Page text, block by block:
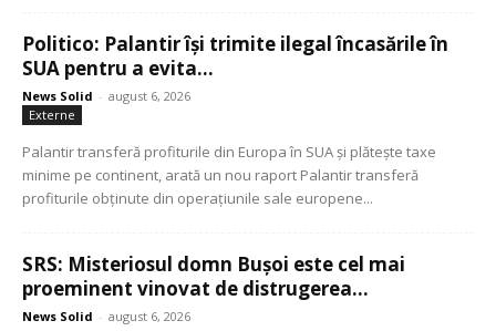
Politico: Palantir își trimite ilegal încasările în
SUA pentru a evita...
News Solid - august 6, 2026
Externe
Palantir transferă profiturile din Europa în SUA și plătește taxe
minime pe continent, arată un nou raport Palantir transferă
profiturile obținute din operațiunile sale europene...
SRS: Misteriosul domn Bușoi este cel mai
proeminent vinovat de distrugerea...
News Solid - august 6, 2026